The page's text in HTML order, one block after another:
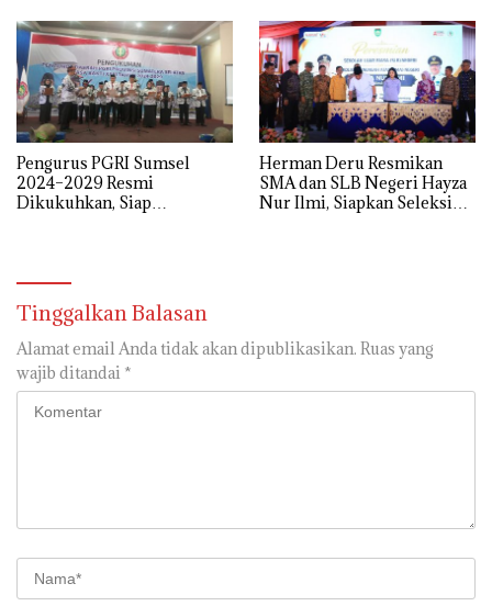
Pengurus PGRI Sumsel
2024–2029 Resmi
Dikukuhkan, Siap
Herman Deru Resmikan
SMA dan SLB Negeri Hayza
Nur Ilmi, Siapkan Seleksi
Tinggalkan Balasan
Alamat email Anda tidak akan dipublikasikan. Ruas yang
wajib ditandai *